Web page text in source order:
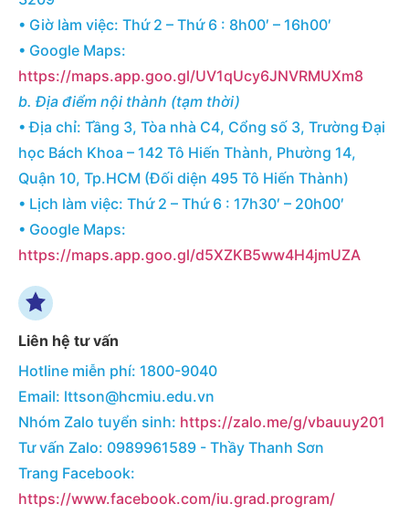
• Giờ làm việc: Thứ 2 – Thứ 6 : 8h00′ – 16h00′
• Google Maps:
https://maps.app.goo.gl/UV1qUcy6JNVRMUXm8
b. Địa điểm nội thành (tạm thời)
• Địa chỉ: Tầng 3, Tòa nhà C4, Cổng số 3, Trường Đại
học Bách Khoa – 142 Tô Hiến Thành, Phường 14,
Quận 10, Tp.HCM (Đối diện 495 Tô Hiến Thành)
• Lịch làm việc: Thứ 2 – Thứ 6 : 17h30′ – 20h00′
• Google Maps:
https://maps.app.goo.gl/d5XZKB5ww4H4jmUZA
Liên hệ tư vấn
Hotline miễn phí: 1800-9040
Email: lttson@hcmiu.edu.vn
Nhóm Zalo tuyển sinh: https://zalo.me/g/vbauuy201
Tư vấn Zalo: 0989961589 - Thầy Thanh Sơn
Trang Facebook:
https://www.facebook.com/iu.grad.program/